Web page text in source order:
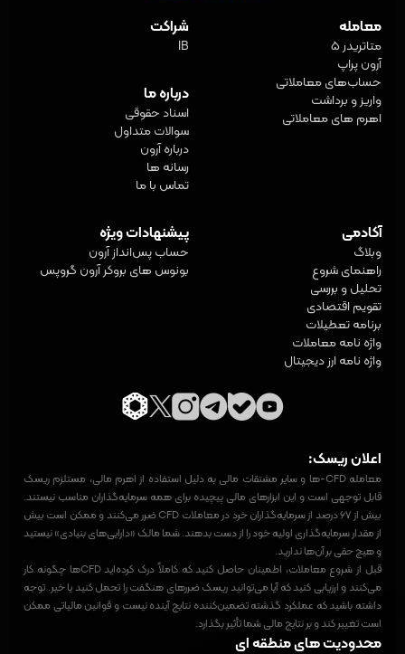
معامله
متاتریدر 5
آرون پراپ
حساب‌های معاملاتی
واریز و برداشت
اهرم های معاملاتی
شراکت
IB
درباره ما
اسناد حقوقی
سوالات متداول
درباره آرون
رسانه ها
تماس با ما
آکادمی
وبلاگ
راهنمای شروع
تحلیل و بررسی
تقویم اقتصادی
برنامه تعطیلات
واژه‌ نامه معاملات
واژه نامه ارز دیجیتال
پیشنهادات ویژه
حساب پس‌انداز آرون
بونوس های بروکر آرون گروپس
اعلان ریسک:
معامله CFD-ها و سایر مشتقات مالی به دلیل استفاده از اهرم مالی، مستلزم ریسک
قابل توجهی است و این ابزارهای مالی پیچیده برای همه سرمایه‌گذاران مناسب نیستند.
بیش از ۶۷ درصد از سرمایه‌گذاران خرد در معاملات CFD ضرر می‌کنند و ممکن است بیش
از مقدار سرمایه‌گذاری اولیه خود را از دست بدهند. شما مالک «دارایی‌های بنیادی» نیستید
و هیچ حقی بر آن‌ها ندارید.
قبل از شروع معاملات، اطمینان حاصل کنید که کاملاً درک کرده‌اید CFDها چگونه کار
می‌کنند و ارزیابی کنید که آیا می‌توانید ریسک ضررهای هنگفت را تحمل کنید یا خیر. توجه
داشته باشید که عملکرد گذشته تضمین‌کننده نتایج آینده نیست و قوانین مالیاتی ممکن
است تغییر کند و بر نتایج مالی شما تأثیر بگذارد.
محدودیت های منطقه ای